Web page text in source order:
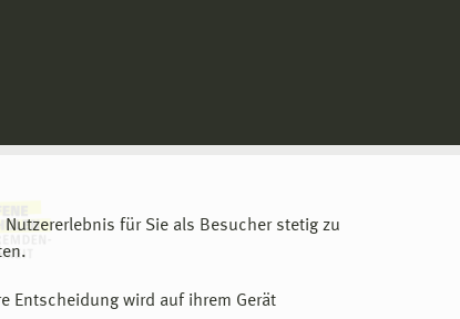
Nutzererlebnis für Sie als Besucher stetig zu
Entscheidung wird auf ihrem Gerät